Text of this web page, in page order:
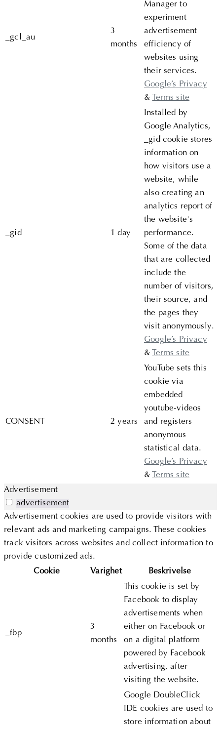
_gcl_au
3
months
Manager to
experiment
advertisement
efficiency of
websites using
their services.
Google’s Privacy
&Terms site
_gid 1 day
Installed by
Google Analytics,
_gid cookie stores
information on
how visitors use a
website, while
also creating an
analytics report of
the website's
performance.
Some of the data
that are collected
include the
number of visitors,
their source, and
the pages they
visit anonymously.
Google’s Privacy
&Terms site
CONSENT 2 years
YouTube sets this
cookie via
embedded
youtube-videos
and registers
anonymous
statistical data.
Google’s Privacy
&Terms site
Advertisement
advertisement
Advertisement cookies are used to provide visitors with
relevant ads and marketing campaigns. These cookies
track visitors across websites and collect information to
provide customized ads.
Cookie
Varighet Beskrivelse
_fbp
3
months
This cookie is set by
Facebook to display
advertisements when
either on Facebook or
on a digital platform
powered by Facebook
advertising, after
visiting the website.
Google DoubleClick
IDE cookies are used to
store information about